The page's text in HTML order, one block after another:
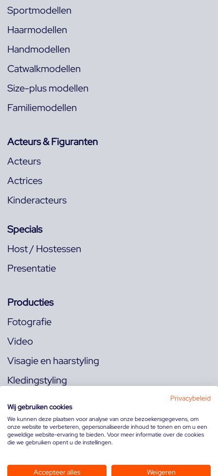
Sportmodellen
Haarmodellen
Handmodellen
Catwalkmodellen
Size-plus modellen
Familiemodellen
Acteurs & Figuranten
Acteurs
Actrices
Kinderacteurs
Specials
Host / Hostessen
Presentatie
Producties
Fotografie
Video
Visagie en haarstyling
Kledingstyling
Volg ons op:
Privacybeleid
Wij gebruiken cookies
We kunnen deze plaatsen voor analyse van onze bezoekersgegevens, om
onze website te verbeteren, gepersonaliseerde inhoud te tonen en om u een
geweldige website-ervaring te bieden. Voor meer informatie over de cookies
die we gebruiken opent u de instellingen.
Accepteer alles Weigeren